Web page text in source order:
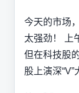
今天的市场
太强劲！ 上
但在科技股
股上演深“V”